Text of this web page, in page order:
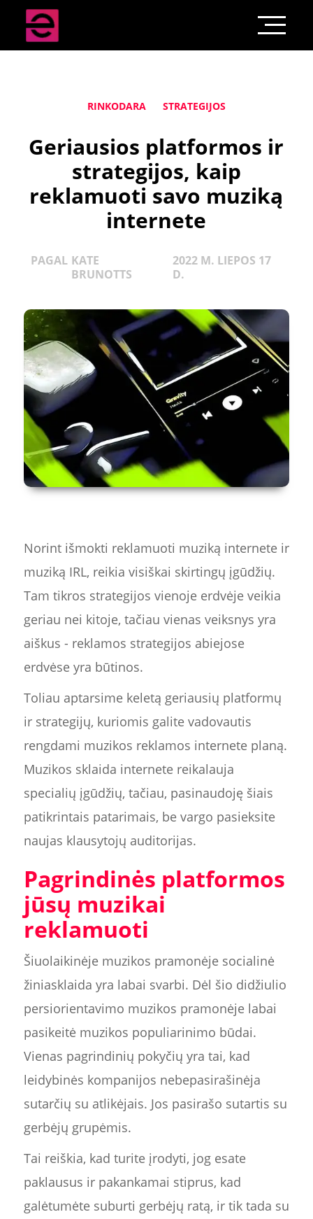
RINKODARA STRATEGIJOS
Geriausios platformos ir
strategijos, kaip
reklamuoti savo muziką
internete
PAGAL KATE
BRUNOTTS
2022 M. LIEPOS 17
D.
Norint išmokti reklamuoti muziką internete ir
muziką IRL, reikia visiškai skirtingų įgūdžių.
Tam tikros strategijos vienoje erdvėje veikia
geriau nei kitoje, tačiau vienas veiksnys yra
aiškus - reklamos strategijos abiejose
erdvėse yra būtinos.
Toliau aptarsime keletą geriausių platformų
ir strategijų, kuriomis galite vadovautis
rengdami muzikos reklamos internete planą.
Muzikos sklaida internete reikalauja
specialių įgūdžių, tačiau, pasinaudoję šiais
patikrintais patarimais, be vargo pasieksite
naujas klausytojų auditorijas.
Pagrindinės platformos
jūsų muzikai
reklamuoti
Šiuolaikinėje muzikos pramonėje socialinė
žiniasklaida yra labai svarbi. Dėl šio didžiulio
persiorientavimo muzikos pramonėje labai
pasikeitė muzikos populiarinimo būdai.
Vienas pagrindinių pokyčių yra tai, kad
leidybinės kompanijos nebepasirašinėja
sutarčių su atlikėjais. Jos pasirašo sutartis su
gerbėjų grupėmis.
Tai reiškia, kad turite įrodyti, jog esate
paklausus ir pakankamai stiprus, kad
galėtumėte suburti gerbėjų ratą, ir tik tada su